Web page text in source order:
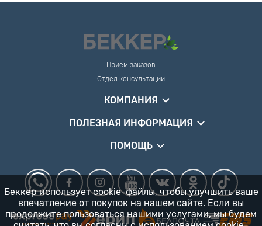
Прием заказов
Отдел консультации
КОМПАНИЯ
ПОЛЕЗНАЯ ИНФОРМАЦИЯ
ПОМОЩЬ
Беккер использует cookie-файлы, чтобы улучшить ваше
впечатление от покупок на нашем сайте. Если вы
продолжите пользоваться нашими услугами, мы будем